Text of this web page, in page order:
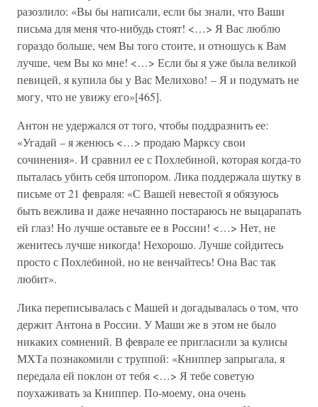
разозлило: «Вы бы написали, если бы знали, что Ваши
письма для меня что-нибудь стоят! <…> Я Вас люблю
гораздо больше, чем Вы того стоите, и отношусь к Вам
лучше, чем Вы ко мне! <…> Если бы я уже была великой
певицей, я купила бы у Вас Мелихово! – Я и подумать не
могу, что не увижу его»[465].
Антон не удержался от того, чтобы поддразнить ее:
«Угадай – я женюсь <…> продаю Марксу свои
сочинения». И сравнил ее с Похлебиной, которая когда-то
пыталась убить себя штопором. Лика поддержала шутку в
письме от 21 февраля: «С Вашей невестой я обязуюсь
быть вежлива и даже нечаянно постараюсь не выцарапать
ей глаз! Но лучше оставьте ее в России! <…> Нет, не
женитесь лучше никогда! Нехорошо. Лучше сойдитесь
просто с Похлебиной, но не венчайтесь! Она Вас так
любит».
Лика переписывалась с Машей и догадывалась о том, что
держит Антона в России. У Маши же в этом не было
никаких сомнений. В феврале ее пригласили за кулисы
МХТа познакомили с труппой: «Книппер запрыгала, я
передала ей поклон от тебя <…> Я тебе советую
поухаживать за Книппер. По-моему, она очень